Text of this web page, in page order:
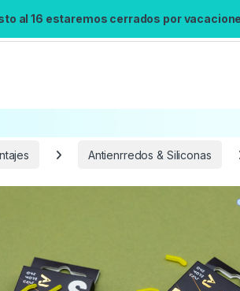
al 16 estaremos cerrados por
Búsqueda no
No se pudo cargar el
Reintentar
Antienrredos & Siliconas